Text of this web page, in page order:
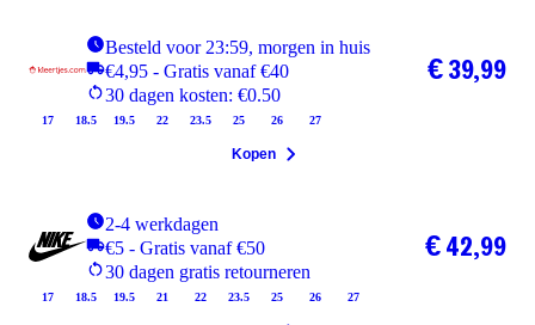
Besteld voor 23:59, morgen in huis
€4,95 - Gratis vanaf €40
30 dagen kosten: €0.50
17 18.5 19.5 22 23.5 25 26 27
€ 39,99
Kopen
2-4 werkdagen
€5 - Gratis vanaf €50
30 dagen gratis retourneren
17 18.5 19.5 21 22 23.5 25 26 27
€ 42,99